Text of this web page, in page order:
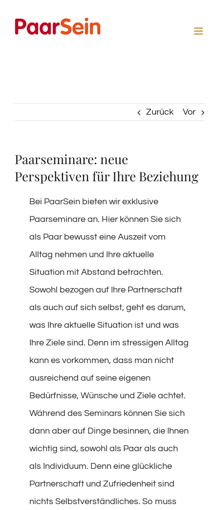
Inhalt
Zurück Vor
Paarseminare: neue
Perspektiven für Ihre Beziehung
Bei PaarSein bieten wir exklusive
Paarseminare an. Hier können Sie sich
als Paar bewusst eine Auszeit vom
Alltag nehmen und Ihre aktuelle
Situation mit Abstand betrachten.
Sowohl bezogen auf Ihre Partnerschaft
als auch auf sich selbst, geht es darum,
was Ihre aktuelle Situation ist und was
Ihre Ziele sind. Denn im stressigen Alltag
kann es vorkommen, dass man nicht
ausreichend auf seine eigenen
Bedürfnisse, Wünsche und Ziele achtet.
Während des Seminars können Sie sich
dann aber auf Dinge besinnen, die Ihnen
wichtig sind, sowohl als Paar als auch
als Individuum. Denn eine glückliche
Partnerschaft und Zufriedenheit sind
nichts Selbstverständliches. So muss